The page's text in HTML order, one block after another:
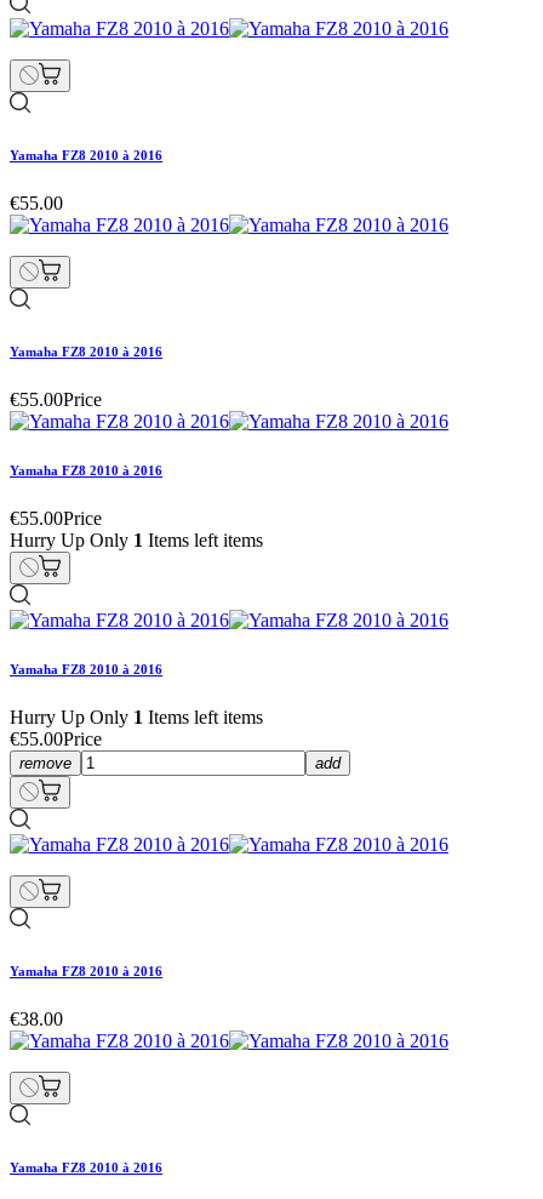
Yamaha FZ8 2010 à 2016
€55.00
Yamaha FZ8 2010 à 2016
€55.00Price
Yamaha FZ8 2010 à 2016
€55.00Price
Hurry Up Only 1 Items left items
Yamaha FZ8 2010 à 2016
Hurry Up Only 1 Items left items
€55.00Price
remove add
Yamaha FZ8 2010 à 2016
€38.00
Yamaha FZ8 2010 à 2016